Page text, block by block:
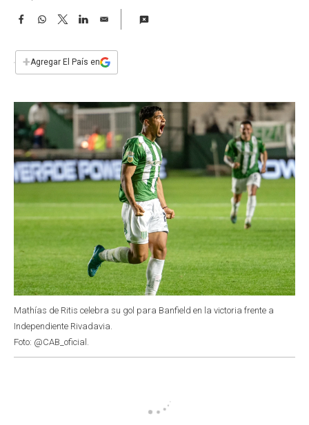
F
e
b
k
W
s
p
T
w
t
L
n
E
i
l
+Agregar El País en
Mathías de Ritis celebra su gol para Banfield en la victoria frente a
Independiente Rivadavia.
Foto: @CAB_oficial.